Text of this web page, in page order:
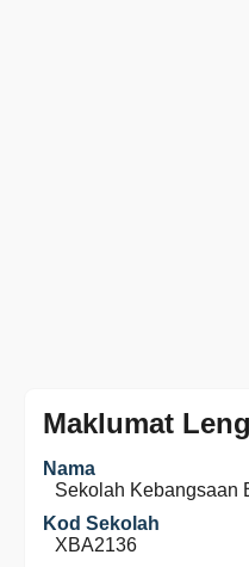
Maklumat
Nama
Sekolah Kebangsaan
Kod Sekolah
XBA2136